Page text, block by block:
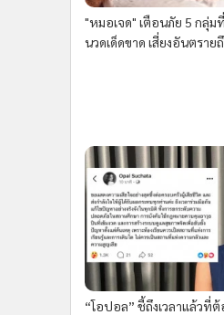
"หมอเจด" เตือนภัย 5 กลุ่ม
นวดเด็ดขาด เสี่ยงอันตราย
“โอปอล” ชี้ถึงเวลาแล้วที่